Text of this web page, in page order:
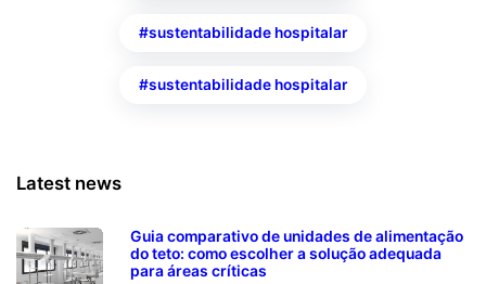
sustentabilidade hospitalar
sustentabilidade hospitalar
Latest news
Guia comparativo de unidades de alimentação
do teto: como escolher a solução adequada
para áreas críticas